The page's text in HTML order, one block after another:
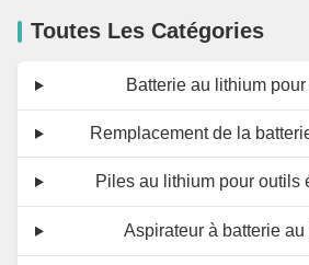
Toutes Les Catégories
Batterie au lithium
Remplacement de la
Piles au lithium pour outils
Aspirateur à batterie